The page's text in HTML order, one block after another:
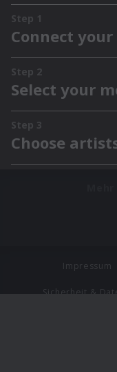
Impressum
Sicherheit &